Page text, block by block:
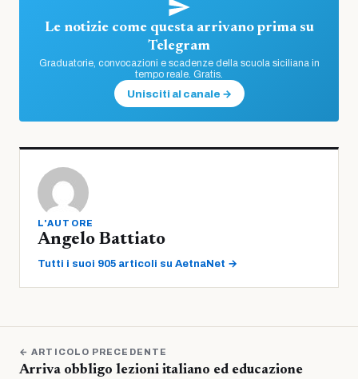
Le notizie come questa arrivano prima su
Telegram
Graduatorie, convocazioni e scadenze della scuola siciliana in
tempo reale. Gratis.
Unisciti al canale →
L'AUTORE
Angelo Battiato
Tutti i suoi 905 articoli su AetnaNet →
← ARTICOLO PRECEDENTE
Arriva obbligo lezioni italiano ed educazione